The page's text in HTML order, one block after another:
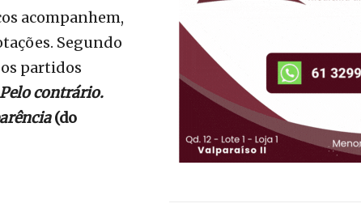
acompanhem,
Segundo
partidos
contrário.
(do